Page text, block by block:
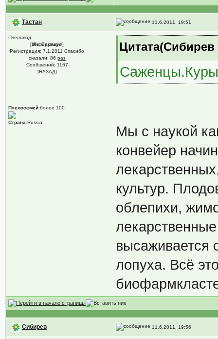
Тастан 11.6.2011, 19:51
Пчеловод
[Информация]
Из: Барнаул
Регистрация: 7.1.2011 Спасибо
сказали: 86 раз
Сообщений: 1167
[НАЗАД]
Пчелосемей:более 100
Страна:Russia
Цитата(Сибирев
Мы с наукой
конвейер
культур.
облепихи,
высаживается
лопуха. Всё
Сибирев 11.6.2011, 19:56